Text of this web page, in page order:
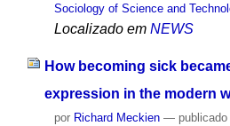
Sociology of Science and
Localizado em NEWS
How becoming sick
expression in the modern
por Richard Meckien — publicado